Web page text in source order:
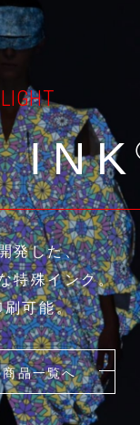
INK
発した、
特殊インク。
刷可能。
品一覧へ